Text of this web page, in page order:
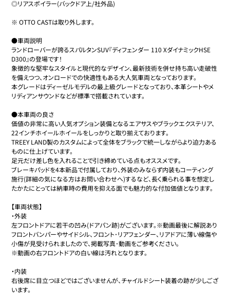
◎リアスポイラー(バックドア上/社外品)
※ OTTO CASTは取り外します。
●車両説明
ランドローバーが誇るスパルタンSUV『ディフェンダー 110 XダイナミックHSE
D300』の登場です！
象徴的な堅牢なスタイルと現代的なデザイン、最新技術を併せ持ち高い走破性
を備えつつ、オンロードでの快適性もある大人気車両となっております。
本グレードはディーゼルモデルの最上級グレードとなっており、本革シートやメ
リディアンサウンドなどが標準で搭載されています。
●本車両の良さ
価値の非常に高い人気オプション装備となるエアサスやブラックエクステリア、
22インチホイールホイールをしっかりと取り揃えております。
TREEY LAND製のカスタムによって全体をブラックで統一しながらより迫力ある
ものに仕上げています。
足元だけ差し色を入れることで引き締めている点もオススメです。
ブレーキパッドを4本新品で付属しており、外装のみならず内装もコーティング
施行(詳細の気になる方はお問い合わせへ)するなど、長く乗られる事を想定し
たかたにとっては納車時の費用を抑える面でも魅力的な付加価値となります。
【車両状態】
・外装
左フロントドアに若干の凹み(ドアパン跡)がございます。※動画最後に解説あり
フロントバンパーやサイドシル、フロント･リアフェンダー、リアドアに薄い線傷や
小傷が見受けられましたので、掲載写真･動画をご参考ください。
※動画の右フロントドアの白い線は汚れとなります。
・内装
右後席に目立つほどではございませんが、チャイルドシート装着の跡が少しござ
います。